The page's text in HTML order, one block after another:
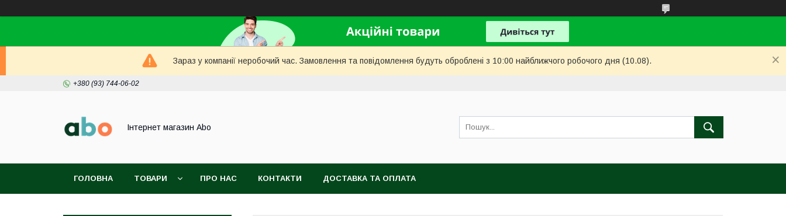
Зараз у компанії неробочий час. Замовлення та повідомлення будуть оброблені з 10:00 найближчого робочого дня (10.08).
+380 (93) 744-06-02
Інтернет магазин Abo
ГОЛОВНА ТОВАРИ ПРО НАС КОНТАКТИ ДОСТАВКА ТА ОПЛАТА